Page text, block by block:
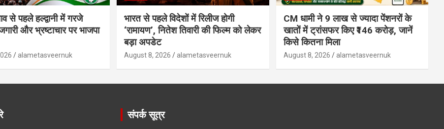
से पहले हल्द्वानी में गरजे
और भ्रष्टाचार पर भाजपा
alametasveernuk
भारत से पहले विदेशों में रिलीज होगी
‘रामायण’, नितेश तिवारी की फिल्म को लेकर
बड़ा अपडेट
August 8, 2026 alametasveernuk
CM धामी ने 9 लाख से ज्यादा पेंशनरों के
खातों में ट्रांसफर किए ₹146 करोड़, जानें
किसे कितना मिला
August 8, 2026 alametasveernuk
संपर्क सूत्र